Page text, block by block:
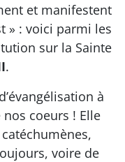
et manifestent
» : voici parmi les
sur la Sainte
.
à
coeurs ! Elle
voire de